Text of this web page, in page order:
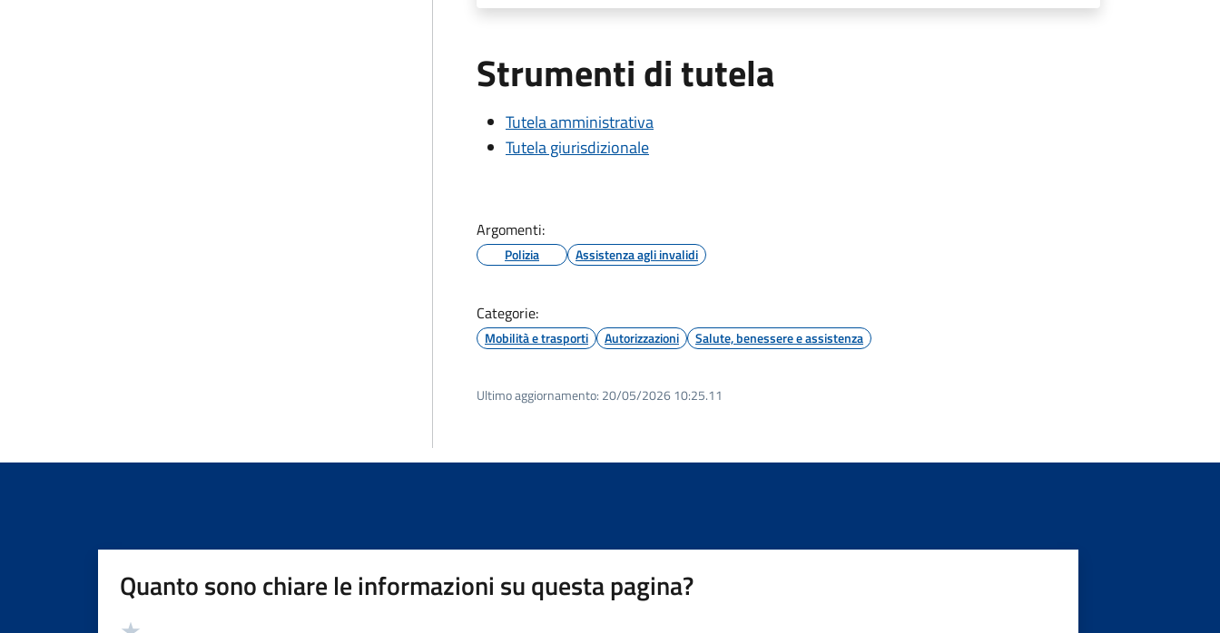
Strumenti di tutela
Tutela amministrativa
Tutela giurisdizionale
Argomenti:
Polizia Assistenza agli invalidi
Categorie:
Mobilità e trasporti Autorizzazioni Salute, benessere e assistenza
Ultimo aggiornamento: 20/05/2026 10:25.11
Quanto sono chiare le informazioni su questa pagina?
Valutazione